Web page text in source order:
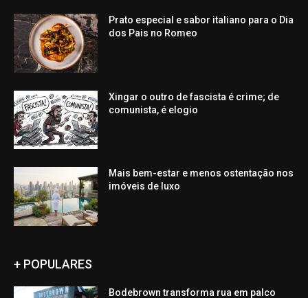
Prato especial e sabor italiano para o Dia
dos Pais no Romeo
Xingar o outro de fascista é crime; de
comunista, é elogio
Mais bem-estar e menos ostentação nos
imóveis de luxo
+ POPULARES
Bodebrown transforma rua em palco